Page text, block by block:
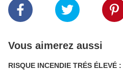
Vous aimerez aussi